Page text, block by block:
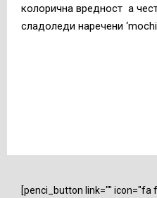
колорична вредност а
сладоледи наречени
[penci_button link="" icon="fa